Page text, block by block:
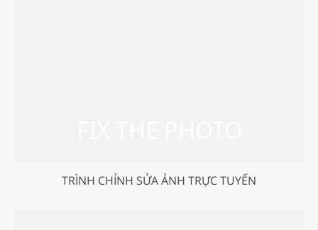
TRÌNH CHỈNH SỬA ẢNH TRỰC TUYẾN